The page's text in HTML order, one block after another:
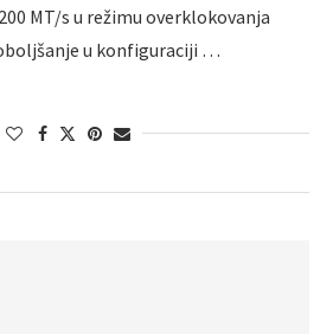
MT/s u režimu overklokovanja
u konfiguraciji …